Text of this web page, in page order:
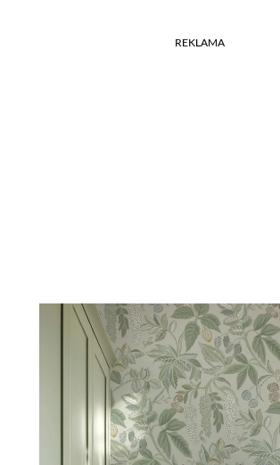
REKLAMA